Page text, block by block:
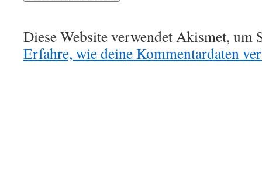
Diese Website verwendet Akismet, um
Erfahre, wie deine Kommentardaten